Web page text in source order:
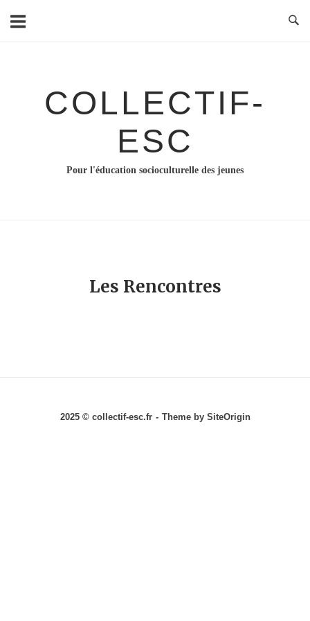
COLLECTIF-
ESC
Pour l'éducation socioculturelle des jeunes
Les Rencontres
2025 © collectif-esc.fr Theme by SiteOrigin